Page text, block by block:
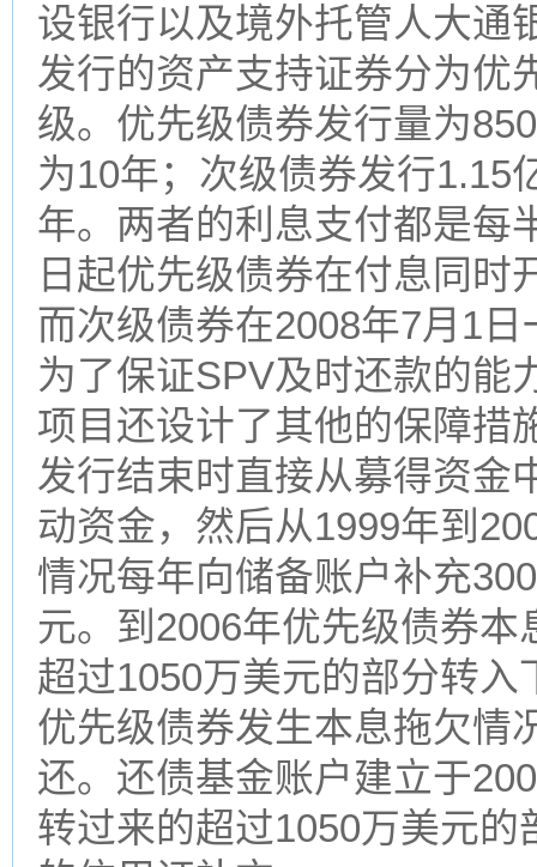
设银行以及境外托管人大通
发行的资产支持证券分为优
级。优先级债券发行量为
为10年；次级债券发行1.15
年。两者的利息支付都是每
日起优先级债券在付息同时
而次级债券在2008年7月1
为了保证SPV及时还款的能
项目还设计了其他的保障措
发行结束时直接从募得资金
动资金，然后从1999年到
情况每年向储备账户补充
元。到2006年优先级债券
超过1050万美元的部分转
优先级债券发生本息拖欠情
还。还债基金账户建立于
转过来的超过1050万美元